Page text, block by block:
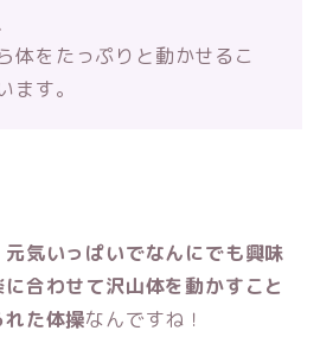
体をたっぷりと動かせるこ
ます。
気いっぱいでなんにでも興味
合わせて沢山体を動かすこと
た体操なんですね！